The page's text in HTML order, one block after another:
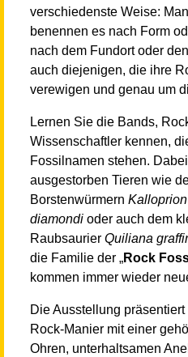
verschiedenste Weise:
benennen es nach Form
nach dem Fundort oder
auch diejenigen, die ihre
verewigen und genau um
Lernen Sie die Bands,
Wissenschaftler kennen,
Fossilnamen stehen.
ausgestorben Tieren wie
Borstenwürmern
diamondi oder auch dem
RaubsaurierQuiliana
die Familie der „Rock
kommen immer wieder
Die Ausstellung
Rock-Manier mit einer
Ohren, unterhaltsamen